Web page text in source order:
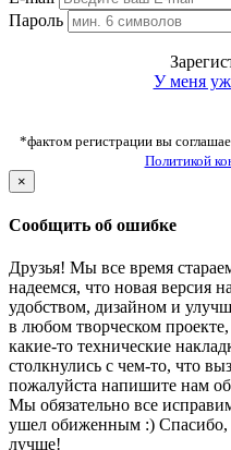
Пароль
У меня
*фактом регистрации вы
Политикой
×
Сообщить об ошибке
Друзья! Мы все время
надеемся, что новая версия
удобством, дизайном и
в любом творческом
какие-то технические
столкнулись с чем-то, что
пожалуйста напишите нам
Мы обязательно все
ушел обиженным :) Спасибо,
лучше!